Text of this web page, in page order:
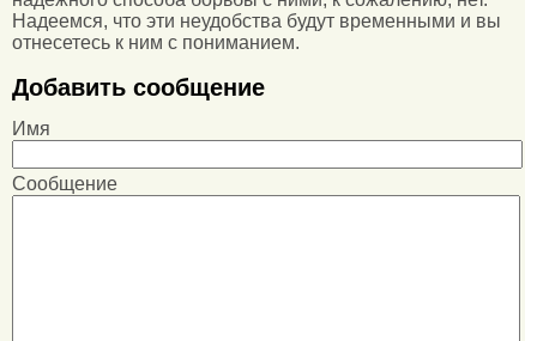
Надеемся, что эти неудобства будут временными и вы
отнесетесь к ним с пониманием.
Добавить сообщение
Имя
Сообщение